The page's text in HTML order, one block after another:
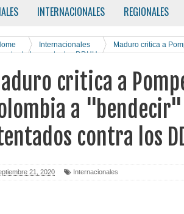
INTERNACIONALES REGIONALES
Internacionales
Maduro critica a
atentados contra los DDHH
critica a
a
contra los
21, 2020 Internacionales